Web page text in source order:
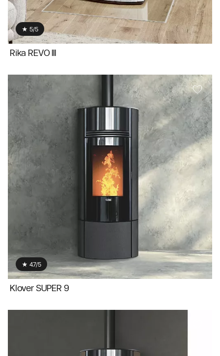
★ 5/5
Rika REVO III
★ 4.7/5
Klover SUPER 9